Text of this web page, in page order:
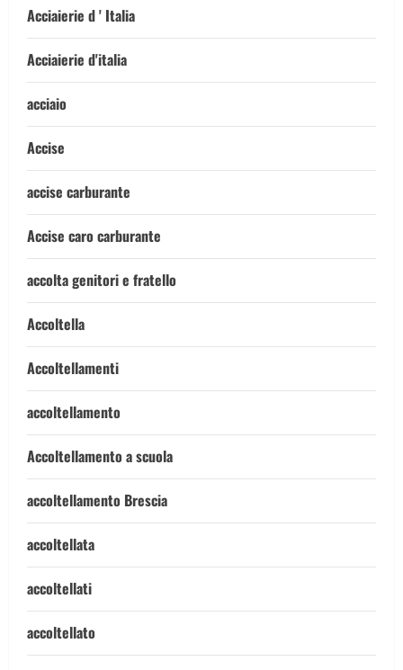
Acciaierie d ' Italia
Acciaierie d'italia
acciaio
Accise
accise carburante
Accise caro carburante
accolta genitori e fratello
Accoltella
Accoltellamenti
accoltellamento
Accoltellamento a scuola
accoltellamento Brescia
accoltellata
accoltellati
accoltellato